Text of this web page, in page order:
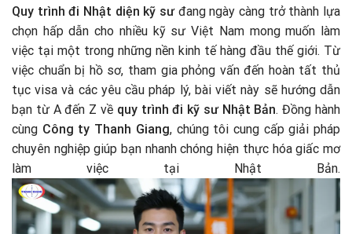
Quy trình đi Nhật diện kỹ sưđang ngày càng trở thành lựa
chọn hấp dẫn cho nhiều kỹ sư Việt Nam mong muốn làm
việc tại một trong những nền kinh tế hàng đầu thế giới. Từ
việc chuẩn bị hồ sơ, tham gia phỏng vấn đến hoàn tất thủ
tục visa và các yêu cầu pháp lý, bài viết này sẽ hướng dẫn
bạn từ A đến Z về quy trình đi kỹ sư Nhật Bản. Đồng hành
cùng Công ty Thanh Giang, chúng tôi cung cấp giải pháp
chuyên nghiệp giúp bạn nhanh chóng hiện thực hóa giấc mơ
làm việc tại Nhật Bản.